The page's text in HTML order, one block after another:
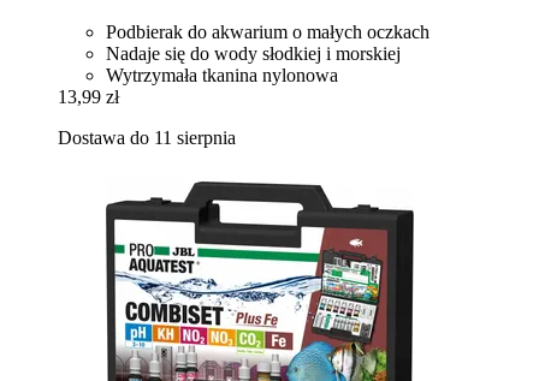
Podbierak do akwarium o małych oczkach
Nadaje się do wody słodkiej i morskiej
Wytrzymała tkanina nylonowa
13,99 zł
Dostawa do 11 sierpnia